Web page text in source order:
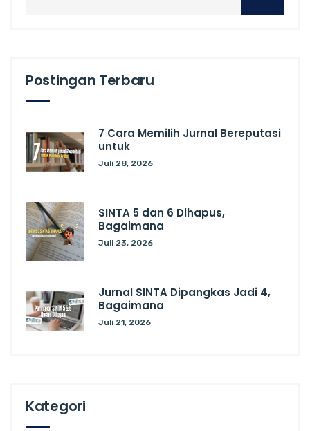
Postingan Terbaru
7 Cara Memilih Jurnal Bereputasi
untuk
Juli 28, 2026
SINTA 5 dan 6 Dihapus,
Bagaimana
Juli 23, 2026
Jurnal SINTA Dipangkas Jadi 4,
Bagaimana
Juli 21, 2026
Kategori